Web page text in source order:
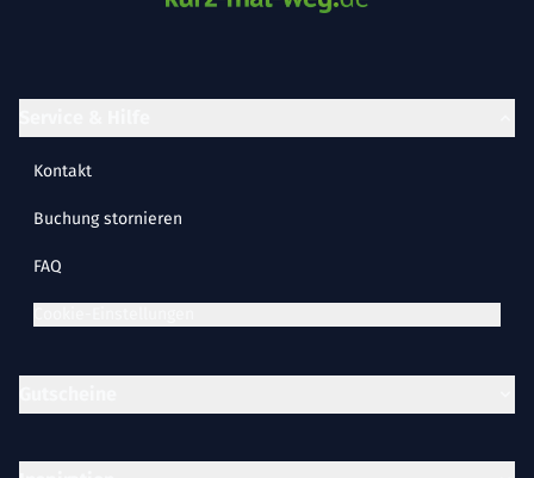
Kontakt
Buchung stornieren
FAQ